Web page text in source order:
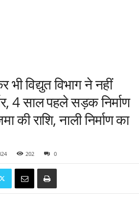
विद्युत विभाग ने नहीं
4 साल पहले सड़क निर्माण
की राशि, नाली निर्माण का
202 0